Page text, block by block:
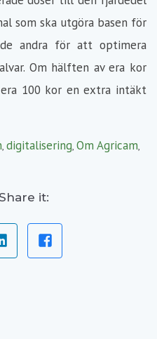
som ska utgöra basen för
andra för att optimera
Om hälften av era kor
100 kor en extra intäkt
, digitalisering, Om Agricam,
it: